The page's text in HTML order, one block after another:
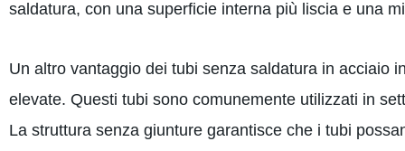
saldatura, con una superficie interna più liscia e una
Un altro vantaggio dei tubi senza saldatura in acciaio
elevate. Questi tubi sono comunemente utilizzati in
La struttura senza giunture garantisce che i tubi